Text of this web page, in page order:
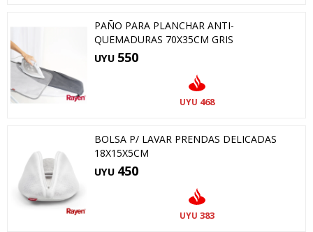
PAÑO PARA PLANCHAR ANTI-
QUEMADURAS 70X35CM GRIS
UYU 550
UYU 468
BOLSA P/ LAVAR PRENDAS DELICADAS
18X15X5CM
UYU 450
UYU 383